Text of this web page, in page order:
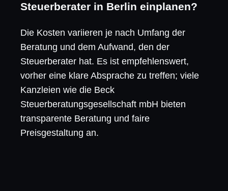
Steuerberater in Berlin einplanen?
Die Kosten variieren je nach Umfang der
Beratung und dem Aufwand, den der
Steuerberater hat. Es ist empfehlenswert,
vorher eine klare Absprache zu treffen; viele
Kanzleien wie die Beck
Steuerberatungsgesellschaft mbH bieten
transparente Beratung und faire
Preisgestaltung an.